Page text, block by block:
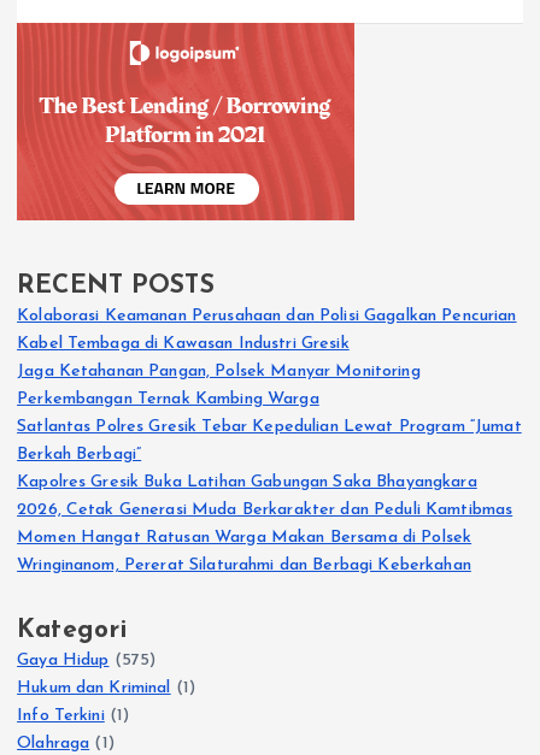
RECENT POSTS
Kolaborasi Keamanan Perusahaan dan Polisi Gagalkan Pencurian
Kabel Tembaga di Kawasan Industri Gresik
Jaga Ketahanan Pangan, Polsek Manyar Monitoring
Perkembangan Ternak Kambing Warga
Satlantas Polres Gresik Tebar Kepedulian Lewat Program “Jumat
Berkah Berbagi”
Kapolres Gresik Buka Latihan Gabungan Saka Bhayangkara
2026, Cetak Generasi Muda Berkarakter dan Peduli Kamtibmas
Momen Hangat Ratusan Warga Makan Bersama di Polsek
Wringinanom, Pererat Silaturahmi dan Berbagi Keberkahan
Kategori
Gaya Hidup (575)
Hukum dan Kriminal (1)
Info Terkini(1)
Olahraga (1)